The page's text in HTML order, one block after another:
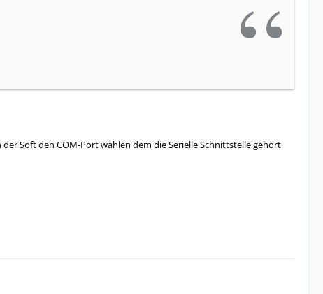
Soft den COM-Port wählen dem die Serielle Schnittstelle gehört